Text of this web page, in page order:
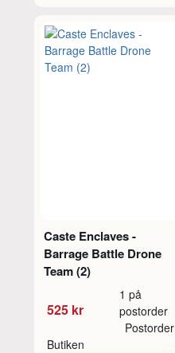
Caste Enclaves -
Barrage Battle Drone
Team (2)
525 kr
1 på
postorder
Butiken
Postorder